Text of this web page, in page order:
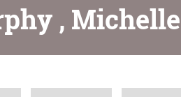
, Michelle